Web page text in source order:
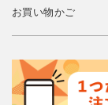
お買い物かご